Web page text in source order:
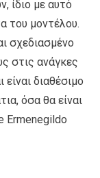
ίδιο με αυτό
του μοντέλου.
σχεδιασμένο
στις ανάγκες
διαθέσιμο
όσα θα είναι
Ermenegildo